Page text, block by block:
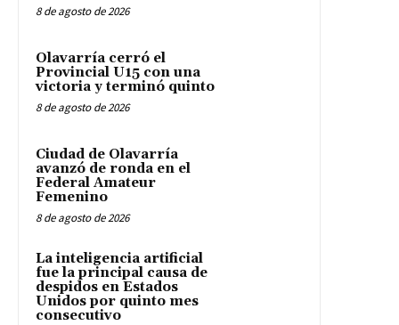
8 de agosto de 2026
Olavarría cerró el
Provincial U15 con una
victoria y terminó quinto
8 de agosto de 2026
Ciudad de Olavarría
avanzó de ronda en el
Federal Amateur
Femenino
8 de agosto de 2026
La inteligencia artificial
fue la principal causa de
despidos en Estados
Unidos por quinto mes
consecutivo